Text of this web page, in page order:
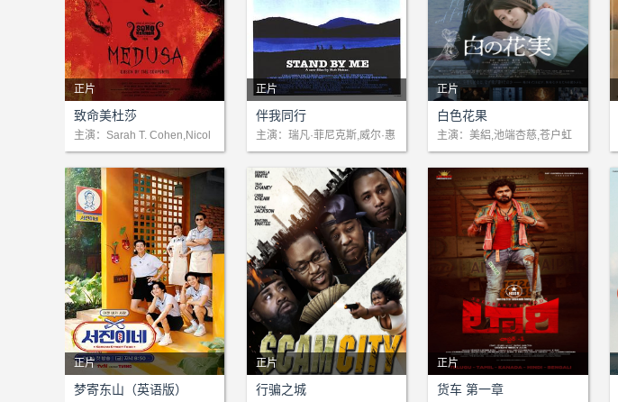
正片
剧情：一位年轻女子被蛇咬伤
后，生活急转直下，一种致命
病毒开始侵蚀她的身体。
致命美杜莎
主演：Sarah T. Cohen,Nicol
a Wright,Kate Sandison,Meg
an Purvis,Stephanie Lodge,J
amila Martin-Wingett
正片
剧情：这是一部关于成长的电
影。著名作家戈迪（理查德•
德莱福斯 Richard Dreyfuss
饰）回忆起他12岁时的一次
冒险活动：当时，年少的戈迪
（威尔•惠顿 Wil Wheaton
饰）与他的三个小伙伴
伴我同行
主演：瑞凡·菲尼克斯,威尔·惠
顿,科里·费尔德曼,杰瑞·奥康
奈尔,约翰·库萨克,理查德·德
莱福斯,基弗·萨瑟兰
正片
剧情：故事发生在一所女子基
督教寄宿学校。安娜因能看见
鬼魂，总觉得自己与周围格格
不入。她的室友里香则截然不
同：她人气爆棚、受人喜爱，
是个让所有人都心生敬佩的优
等生。然而，当里香选择自杀
后，整个学校都陷入了震动
白色花果
主演：美絽,池端杏慈,苍户虹
子,河井青叶,山中崇,岩濑亮,吉
原光夫,门胁麦
正片
剧情：改编自大卫·古特森的
梦寄东山（英语版）
正片
剧情：暂无简介
行骗之城
正片
剧情：曾是罪犯的机械师哈沙
货车 第一章